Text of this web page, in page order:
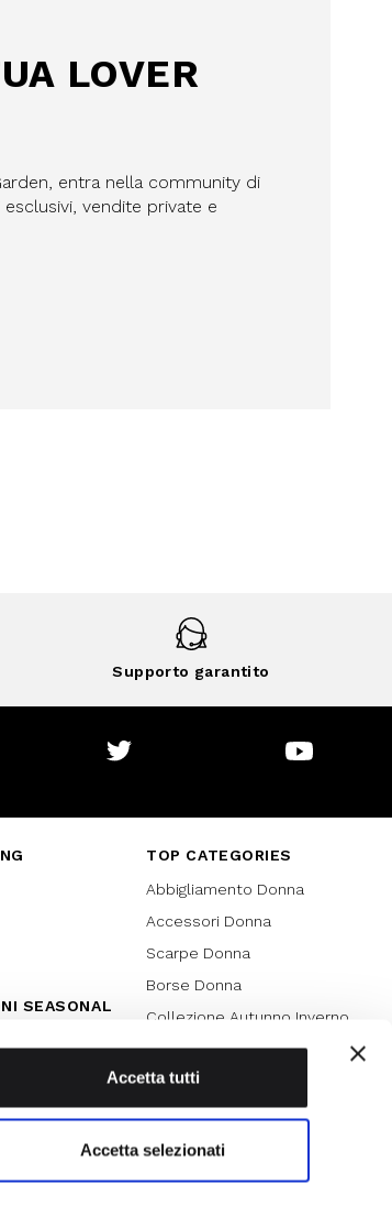
Accetta tutti
Accetta selezionati
LOVER
entra nella community di
esclusivi, vendite private e
Supporto garantito
SEASONAL
TOP CATEGORIES
Abbigliamento Donna
Accessori Donna
Scarpe Donna
Borse Donna
Collezione Autunno Inverno
Collezione Primavera Estate
SPECIAL PROMOTION
Saldi
Saldi 70%
Saldi 60%